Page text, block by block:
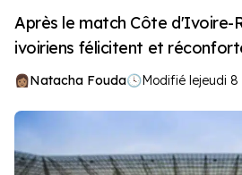
Après le match Côte d'Ivoire-
ivoiriens félicitent et
Natacha Fouda🕓Modifié lejeudi 8